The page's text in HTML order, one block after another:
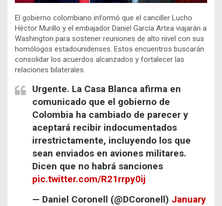
El gobierno colombiano informó que el canciller Lucho
Héctor Murillo y el embajador Daniel García Artea viajarán a
Washington para sostener reuniones de alto nivel con sus
homólogos estadounidenses. Estos encuentros buscarán
consolidar los acuerdos alcanzados y fortalecer las
relaciones bilaterales.
Urgente. La Casa Blanca afirma en
comunicado que el gobierno de
Colombia ha cambiado de parecer y
aceptará recibir indocumentados
irrestrictamente, incluyendo los que
sean enviados en aviones militares.
Dicen que no habrá sanciones
pic.twitter.com/R21rrpy0ij
— Daniel Coronell (@DCoronell) January